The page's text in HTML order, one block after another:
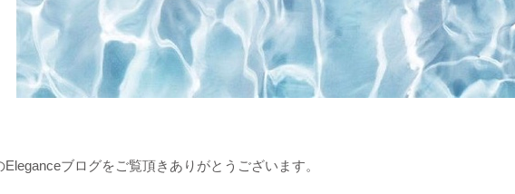
Eleganceブログをご覧頂きありがとうございます。